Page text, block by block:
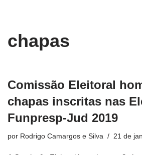
para
chapas
Comissão Eleitoral
chapas inscritas nas
Funpresp-Jud 2019
por Rodrigo Camargos e Silva 21 de